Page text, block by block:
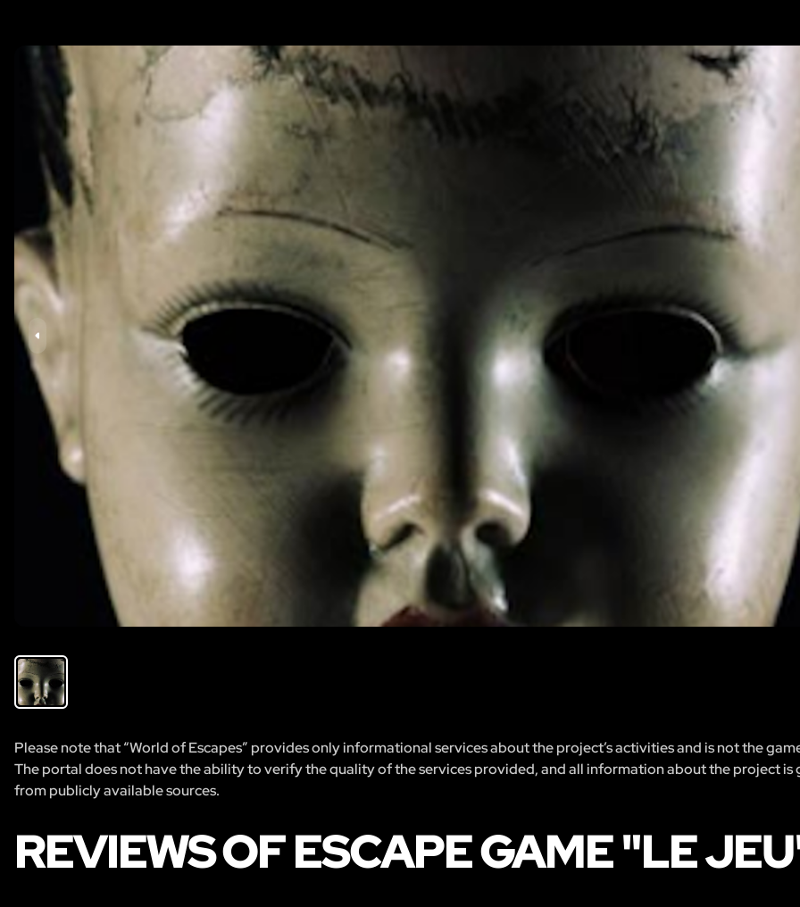
Please note that “World of Escapes” provides only informational services about the project’s activities and is not the
The portal does not have the ability to verify the quality of the services provided, and all information about the project is
from publicly available sources.
REVIEWS OF ESCAPE GAME "LE